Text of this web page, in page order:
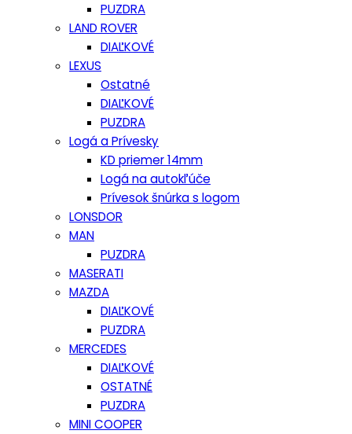
PUZDRA
LAND ROVER
DIAĽKOVÉ
LEXUS
Ostatné
DIAĽKOVÉ
PUZDRA
Logá a Prívesky
KD priemer 14mm
Logá na autokľúče
Prívesok šnúrka s logom
LONSDOR
MAN
PUZDRA
MASERATI
MAZDA
DIAĽKOVÉ
PUZDRA
MERCEDES
DIAĽKOVÉ
OSTATNÉ
PUZDRA
MINI COOPER